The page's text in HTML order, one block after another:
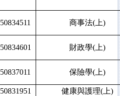
50834511 商事法(上)
50834601 財政學(上)
50837011 保險學(上)
50831951 健康與護理(上)